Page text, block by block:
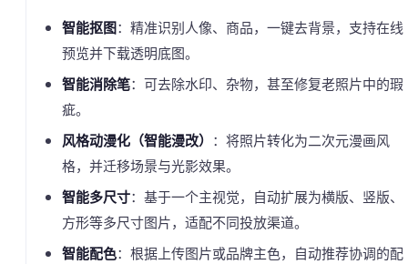
智能抠图：精准识别人像、商品，一键去背景，支持在线
预览并下载透明底图。
智能消除笔：可去除水印、杂物，甚至修复老照片中的瑕
疵。
风格动漫化（智能漫改） ：将照片转化为二次元漫画风
格，并迁移场景与光影效果。
智能多尺寸：基于一个主视觉，自动扩展为横版、竖版、
方形等多尺寸图片，适配不同投放渠道。
智能配色：根据上传图片或品牌主色，自动推荐协调的配